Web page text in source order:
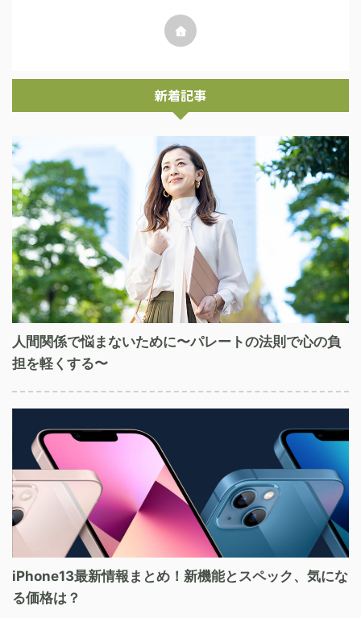
新着記事
人間関係で悩まないために〜パレートの法則で心の負
担を軽くする〜
iPhone13最新情報まとめ！新機能とスペック、気にな
る価格は？